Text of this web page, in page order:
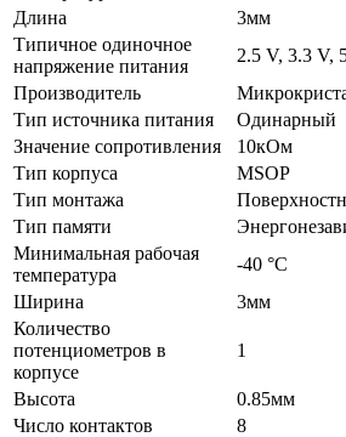
Длина
3мм
Типичное одиночное
напряжение питания
2.5 V, 3.3 V,
Производитель
Тип источника питания
Одинарный
Значение сопротивления
10кОм
Тип корпуса
MSOP
Тип монтажа
Тип памяти
Минимальная рабочая
температура
-40 °C
Ширина
3мм
Количество
потенциометров в
корпусе
1
Высота
0.85мм
Число контактов
8